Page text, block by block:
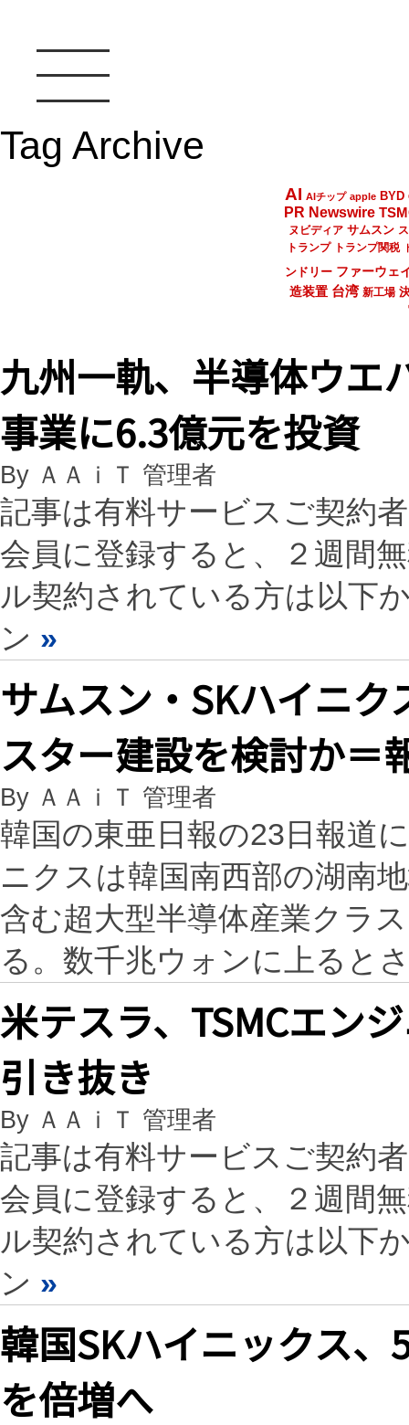
Tag Archive
AI AIチップ apple BYD
PR Newswire
ヌビディア サムスン
トランプ
トランプ関税
ンドリー ファーウェ
造装置 台湾 新工場
九州一軌、半導体ウエ
事業に6.3億元を投資
By ＡＡｉＴ 管理者
記事は有料サービスご契約
会員に登録すると、２週間
ル契約されている方は以下
ン »
サムスン・SKハイニ
スター建設を検討か＝
By ＡＡｉＴ 管理者
韓国の東亜日報の23日報道
ニクスは韓国南西部の湖南
含む超大型半導体産業クラ
る。数千兆ウォンに上ると
米テスラ、TSMCエン
引き抜き
By ＡＡｉＴ 管理者
記事は有料サービスご契約
会員に登録すると、２週間
ル契約されている方は以下
ン »
韓国SKハイニックス
を倍増へ